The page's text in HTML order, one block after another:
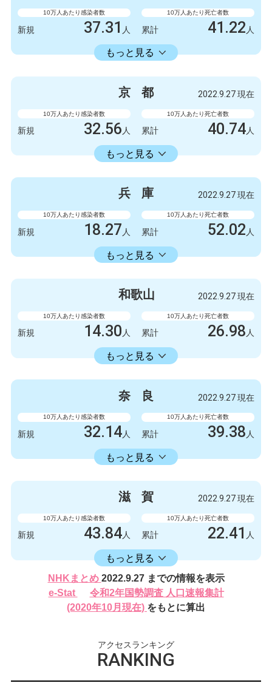
10万人あたり感染者数
新規 37.31 人
10万人あたり死亡者数
累計 41.22 人
もっと見る
22429.74人
5247人 新規
3154675 5798
京 都 2022.9.27 現在
10万人あたり感染者数
新規 32.56 人
10万人あたり死亡者数
累計 40.74人
もっと見る
18413.86人
840人 新規
475063 1051
兵 庫 2022.9.27 現在
10万人あたり感染者数
新規 18.27 人
10万人あたり死亡者数
累計 52.02 人
もっと見る
18353.34人
999人 新規
1003778 2845
和歌山 2022.9.27 現在
10万人あたり感染者数
新規 14.30 人
10万人あたり死亡者数
累計 26.98 人
もっと見る
14336.11人
人 新規
132327 249
奈 良 2022.9.27 現在
10万人あたり感染者数
新規 32.14 人
10万人あたり死亡者数
累計 39.38 人
もっと見る
16582.30人
426人 新規
219788 522
滋 賀 2022.9.27 現在
10万人あたり感染者数
新規 43.84人
10万人あたり死亡者数
累計 22.41 人
もっと見る
16406.17人
感染者数
620人
死亡者数
新規
232024人 累計
NHKまとめ 2022.9.27 までの情報を表示
e-Stat
令和2年国勢調査 人口速報集計
(2020年10月現在) をもとに算出
アクセスランキング
RANKING